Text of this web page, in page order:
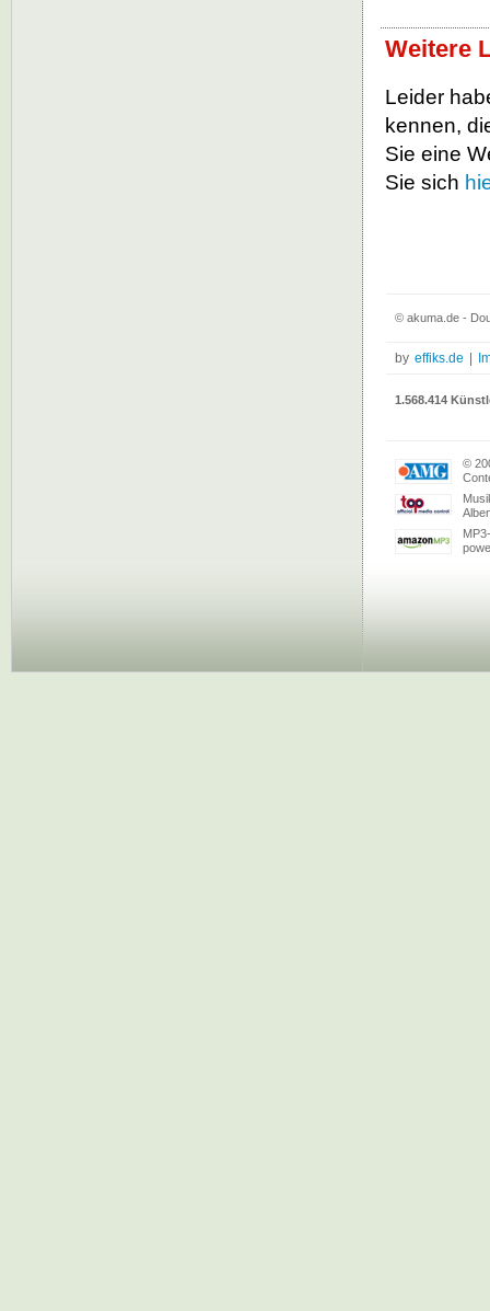
Weitere
Leider
kennen,
Sie eine
Sie sich
© akuma.de -
by effiks.de
1.568.414
©